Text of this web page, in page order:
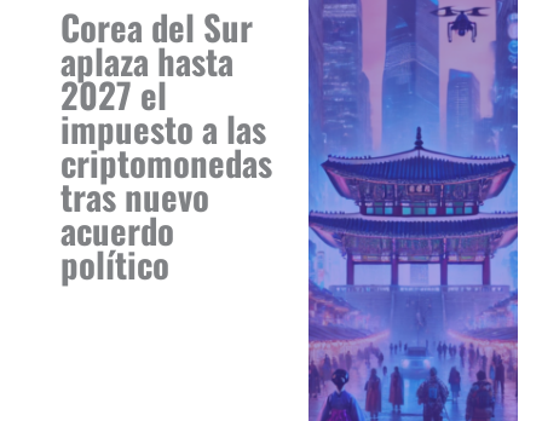
Corea del Sur
aplaza hasta
2027 el
impuesto a las
criptomonedas
tras nuevo
acuerdo
político